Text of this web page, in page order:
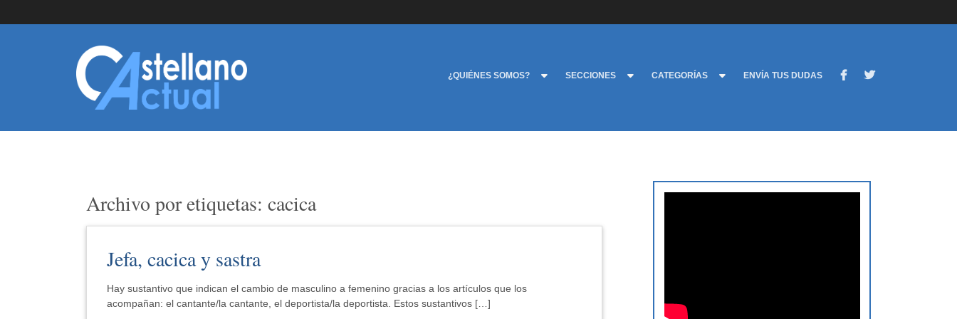
¿QUIÉNES SOMOS? SECCIONES CATEGORÍAS ENVÍA TUS DUDAS
Archivo por etiquetas: cacica
Jefa, cacica y sastra
Hay sustantivo que indican el cambio de masculino a femenino gracias a los artículos que los
acompañan: el cantante/la cantante, el deportista/la deportista. Estos sustantivos […]